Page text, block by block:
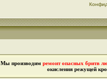
Мы производим ремонт опасных бритв
окисления режущей